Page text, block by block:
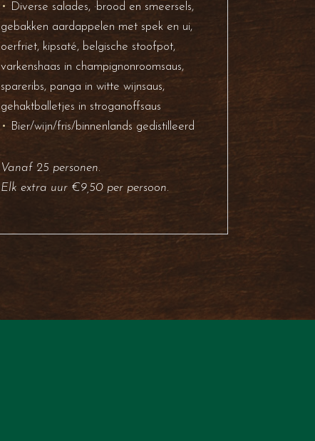
•
Diverse salades, ·brood en smeersels,
gebakken aardappelen met spek en ui,
oerfriet, kipsaté, belgische stoofpot,
varkenshaas in champignonroomsaus,
spareribs, panga in witte wijnsaus,
gehaktballetjes in stroganoffsaus
•
Bier/wijn/fris/binnenlands gedistilleerd
Vanaf 25 personen.
Elk extra uur €9,50 per persoon.